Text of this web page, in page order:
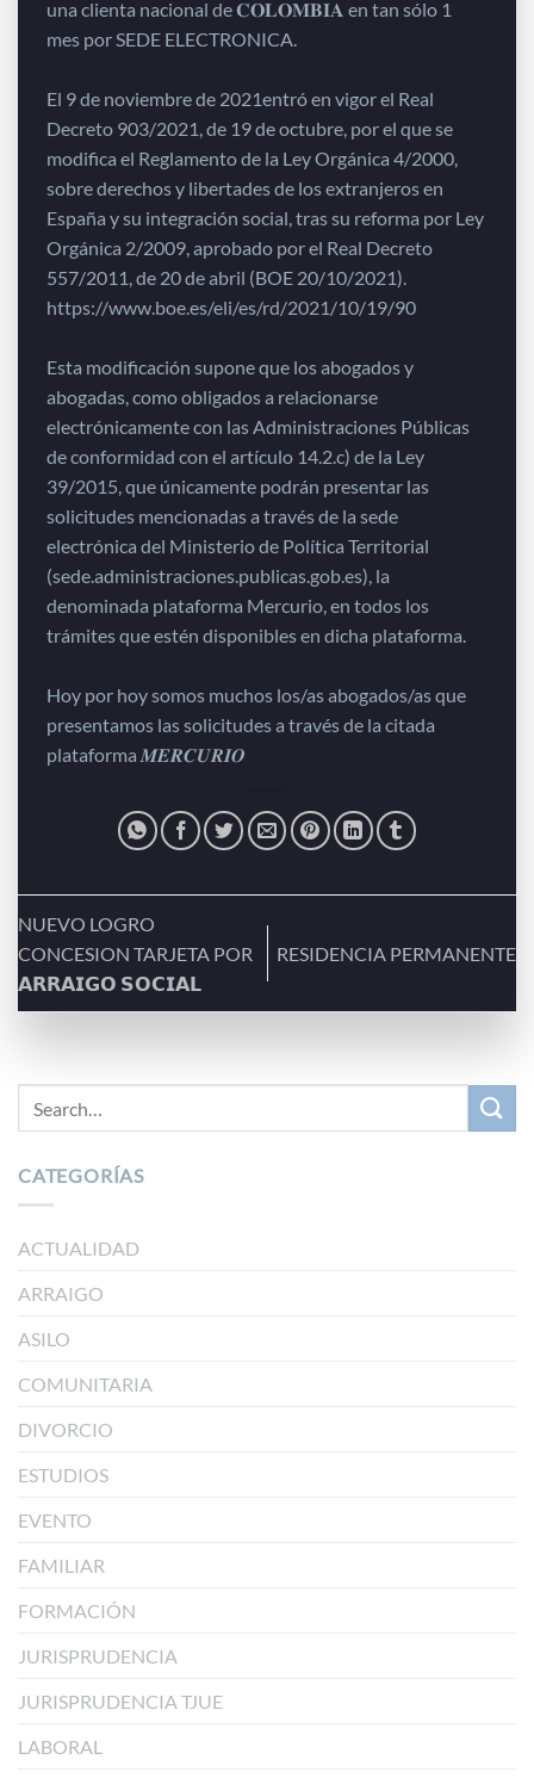
una clienta nacional de 𝐂𝐎𝐋𝐎𝐌𝐁𝐈𝐀 en tan sólo 1
mes por SEDE ELECTRONICA.
El 9 de noviembre de 2021entró en vigor el Real
Decreto 903/2021, de 19 de octubre, por el que se
modifica el Reglamento de la Ley Orgánica 4/2000,
sobre derechos y libertades de los extranjeros en
España y su integración social, tras su reforma por Ley
Orgánica 2/2009, aprobado por el Real Decreto
557/2011, de 20 de abril (BOE 20/10/2021).
https://www.boe.es/eli/es/rd/2021/10/19/90
Esta modificación supone que los abogados y
abogadas, como obligados a relacionarse
electrónicamente con las Administraciones Públicas
de conformidad con el artículo 14.2.c) de la Ley
39/2015, que únicamente podrán presentar las
solicitudes mencionadas a través de la sede
electrónica del Ministerio de Política Territorial
(sede.administraciones.publicas.gob.es), la
denominada plataforma Mercurio, en todos los
trámites que estén disponibles en dicha plataforma.
Hoy por hoy somos muchos los/as abogados/as que
presentamos las solicitudes a través de la citada
plataforma 𝑴𝑬𝑹𝑪𝑼𝑹𝑰𝑶
NUEVO LOGRO
CONCESION TARJETA POR
𝗔𝗥𝗥𝗔𝗜𝗚𝗢 𝗦𝗢𝗖𝗜𝗔𝗟
RESIDENCIA PERMANENTE
CATEGORÍAS
ACTUALIDAD
ARRAIGO
ASILO
COMUNITARIA
DIVORCIO
ESTUDIOS
EVENTO
FAMILIAR
FORMACIÓN
JURISPRUDENCIA
JURISPRUDENCIA TJUE
LABORAL